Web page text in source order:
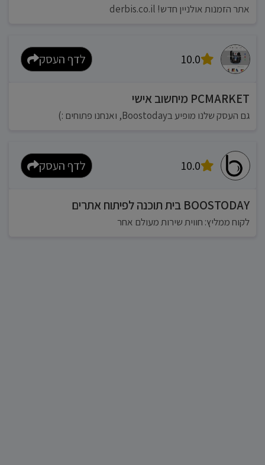
אתר הזמנות אולניין חדש! derbis.co.il
10.0 לדף העסק
PCMARKET מיחשוב אישי
גם העסק שלנו מופיע בBoostoday, ואנחנו פתוחים :)
10.0 לדף העסק
BOOSTODAY בית תוכנה לפיתוח אתרים
לקוח ממליץ: חווית שירות מעולם אחר